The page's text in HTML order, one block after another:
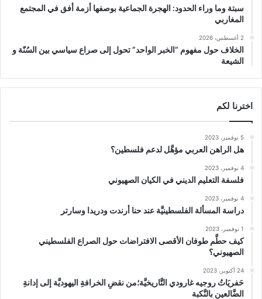
سبتة وما وراء الحدود: الهجرة الجماعية بوصفها أزمة أفق في المجتمع
المغاربي
2 أغسطس، 2026
الخلاف حول مفهوم “الخبر الواحد” تحول إلى صراع سياسي بين السُنّة و
الشيعة
اخترنا لكم
5 نوفمبر، 2023
هل الراهن العربي مؤهَّل لدعم فلسطين؟
4 نوفمبر، 2023
فلسفة التعليم الديني في الكيان الصهيوني
4 نوفمبر، 2023
دراسة المسألة الفلسطينيَّة عند حنا أرندت ودريدا وسارتر
1 نوفمبر، 2023
كيف حطَّم طوفان الأقصى الافتراضات حول الصراع الفلسطيني
الصهيوني؟
24 أكتوبر، 2023
حَفريَاتُ روجيه غارودي التَّاريخيَّة؛من نقضِ الخرافةِ اليهوديَّة إلى إدانةِ
الضَّالعين بالنَّكبة